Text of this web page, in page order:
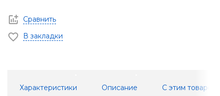
Сравнить
В закладки
Характеристики Описание С этим товаром